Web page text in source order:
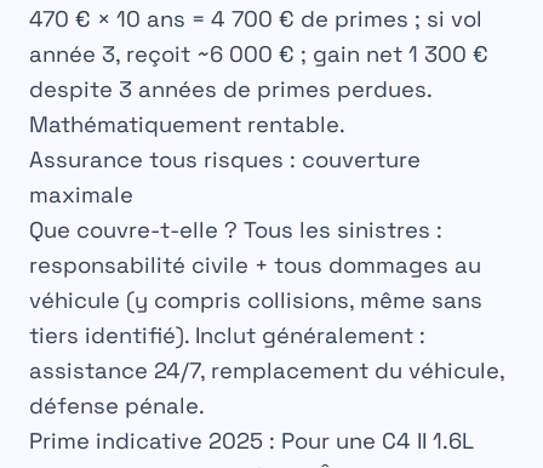
470 € × 10 ans = 4 700 € de primes ; si vol
année 3, reçoit ~6 000 € ; gain net 1 300 €
despite 3 années de primes perdues.
Mathématiquement rentable.
Assurance tous risques : couverture
maximale
Que couvre-t-elle ? Tous les sinistres :
responsabilité civile + tous dommages au
véhicule (y compris collisions, même sans
tiers identifié). Inclut généralement :
assistance 24/7, remplacement du véhicule,
défense pénale.
Prime indicative 2025 : Pour une C4 II 1.6L